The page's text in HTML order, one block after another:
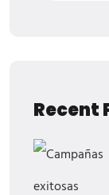
Recent